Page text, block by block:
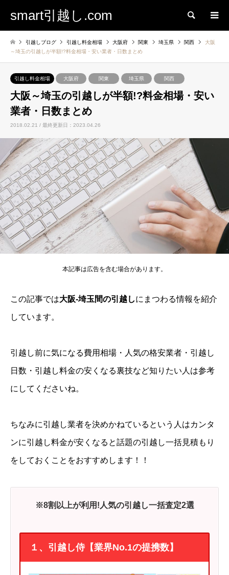
smart引越し.com 検索
引越しブログ 引越し料金相場 大阪府 関東 埼玉県 関西
大阪
～埼玉の引越しが半額!?料金相場・安い業者・日数まとめ
引越し料金相場 大阪府 関東 埼玉県 関西
大阪～埼玉の引越しが半額!?料金相場・安い
業者・日数まとめ
2018.02.21 / 最終更新日：2023.04.26
本記事は広告を含む場合があります。
この記事では大阪-埼玉間の引越しにまつわる情報を紹介
しています。
引越し前に気になる費用相場・人気の格安業者・引越し
日数・引越し料金の安くなる裏技など知りたい人は参考
にしてくださいね。
ちなみに引越し業者を決めかねているという人はカンタ
ンに引越し料金が安くなると話題の引越し一括見積もり
をしておくことをおすすめします！！
※8割以上が利用!人気の引越し一括査定2選
１、引越し侍【業界No.1の提携数】